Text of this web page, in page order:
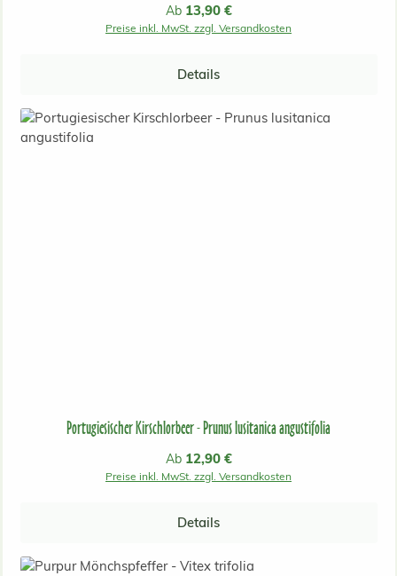
Regulärer Preis:
Ab 13,90 €
Preise inkl. MwSt. zzgl. Versandkosten
Details
Portugiesischer Kirschlorbeer - Prunus lusitanica angustifolia
Regulärer Preis:
Ab 12,90 €
Preise inkl. MwSt. zzgl. Versandkosten
Details